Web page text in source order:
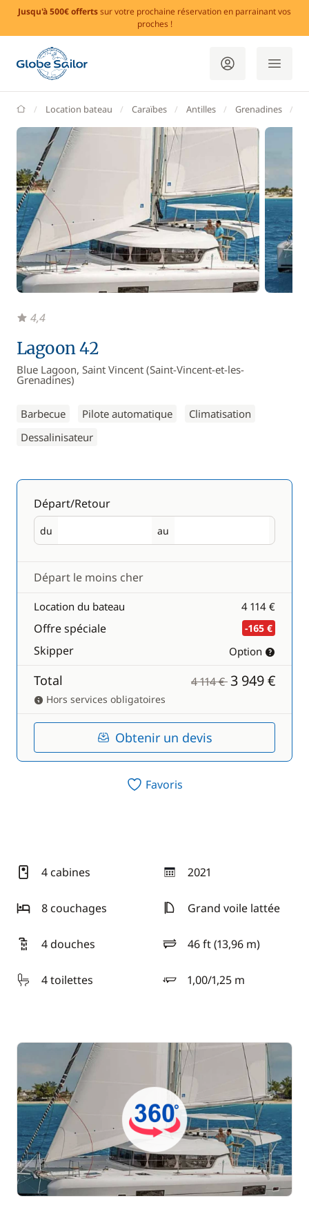
Jusqu'à 500€ offertssur votre prochaine réservation en parrainant vos
proches !
GlobeSailor
Location bateau Caraïbes Antilles Grenadines
Lagoon 42
Blue Lagoon, Saint Vincent (Saint-Vincent-et-les-
Grenadines)
Barbecue Pilote automatique
Climatisation
Dessalinisateur
4,4
Départ/Retour
du
Départ au
Retour
Départ le moins cher
Location du bateau 4 114 €
Offre spéciale -165 €
Skipper Option
Total 4 114 € 3 949 €
Hors services obligatoires
Obtenir un devis
Favoris
4 cabines 2021
année
8 couchages
Grand voile lattée
4 douches 46 ft (13,96 m)
longueur
4 toilettes
1,00/1,25 m
tirant d'eau